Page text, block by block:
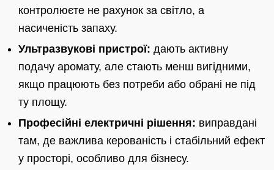
контролюєте не рахунок за світло, а
насиченість запаху.
Ультразвукові пристрої: дають активну
подачу аромату, але стають менш вигідними,
якщо працюють без потреби або обрані не під
ту площу.
Професійні електричні рішення: виправдані
там, де важлива керованість і стабільний ефект
у просторі, особливо для бізнесу.